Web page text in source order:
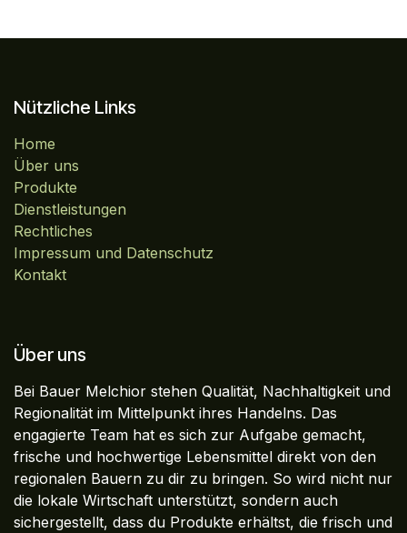
Nützliche Links
Home
Über uns
Produkte
Dienstleistungen
Rechtliches
Impressum und Datenschutz
Kontakt
Über uns
Bei Bauer Melchior stehen Qualität, Nachhaltigkeit und
Regionalität im Mittelpunkt ihres Handelns. Das
engagierte Team hat es sich zur Aufgabe gemacht,
frische und hochwertige Lebensmittel direkt von den
regionalen Bauern zu dir zu bringen. So wird nicht nur
die lokale Wirtschaft unterstützt, sondern auch
sichergestellt, dass du Produkte erhältst, die frisch und